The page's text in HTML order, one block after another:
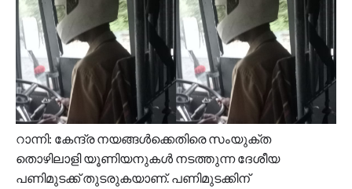
റാന്നി: കേന്ദ്ര നയങ്ങൾക്കെതിരെ സംയുക്ത
തൊഴിലാളി യൂണിയനുകൾ നടത്തുന്ന ദേശീയ
പണിമുടക്ക് തുടരുകയാണ്. പണിമുടക്കിന്